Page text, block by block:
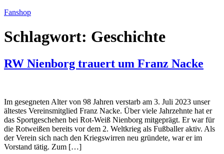
Fanshop
Schlagwort: Geschichte
RW Nienborg trauert um Franz Nacke
Im gesegneten Alter von 98 Jahren verstarb am 3. Juli 2023 unser
ältestes Vereinsmitglied Franz Nacke. Über viele Jahrzehnte hat er
das Sportgeschehen bei Rot-Weiß Nienborg mitgeprägt. Er war für
die Rotweißen bereits vor dem 2. Weltkrieg als Fußballer aktiv. Als
der Verein sich nach den Kriegswirren neu gründete, war er im
Vorstand tätig. Zum […]